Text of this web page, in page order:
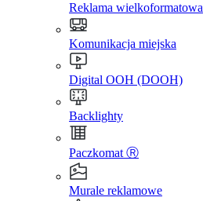
Reklama wielkoformatowa
Komunikacja miejska
Digital OOH (DOOH)
Backlighty
Paczkomat Ⓡ
Murale reklamowe